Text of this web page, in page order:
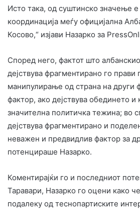
Исто така, од суштинско значење е
координација меѓу официјална
Косово,“ изјави Назарко за
Според него, фактот што
дејствува фрагментирано го прави
манипулирање од страна на други
фактор, ако дејствува обединето
значителна политичка тежина; во
дејствува фрагментирано и
неважен и предвидлив фактор за
потенцираше Назарко.
Коментирајќи го и последниот
Таравари, Назарко го оцени како
подалеку од теснопартиските